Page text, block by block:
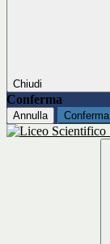
Chiudi
Conferma
Annulla Conferma